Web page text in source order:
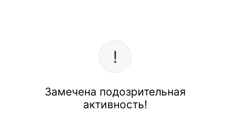
Замечена подозрительная
активность!